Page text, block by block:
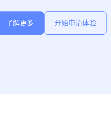
了解更多 开始申请体验